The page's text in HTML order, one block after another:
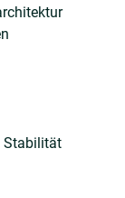
Stabilität